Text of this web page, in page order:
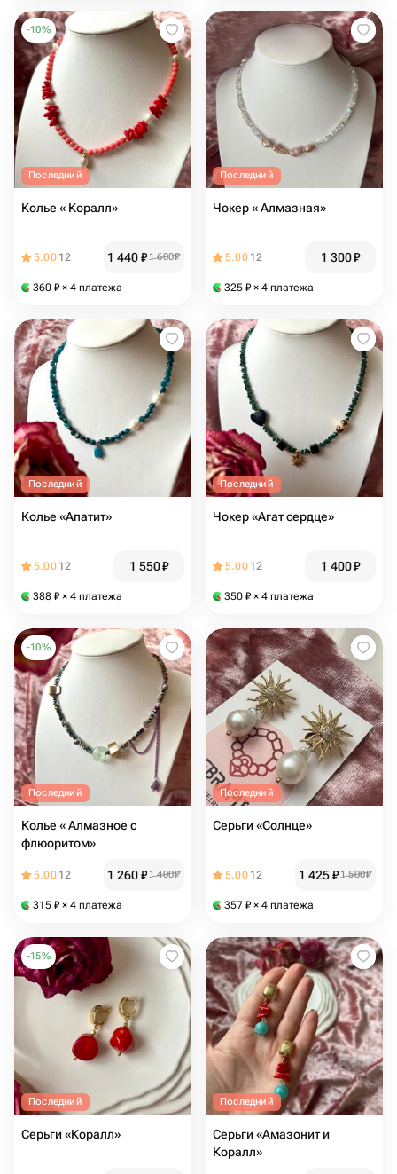
-10%
Последний
Колье « Коралл»
5.00 12 1 440₽1 600₽
360 ₽ × 4 платежа
Последний
Чокер « Алмазная»
5.00 12 1 300₽
325 ₽ × 4 платежа
Последний
Колье «Апатит»
5.00 12 1 550₽
388 ₽ × 4 платежа
Последний
Чокер «Агат сердце»
5.00 12 1 400₽
350 ₽ × 4 платежа
-10%
Последний
Колье « Алмазное с
флюоритом»
5.00 12 1 260₽1 400₽
315 ₽ × 4 платежа
Последний
Серьги «Солнце»
5.00 12 1 425₽1 500₽
357 ₽ × 4 платежа
-15%
Последний
Серьги «Коралл»
Последний
Серьги «Амазонит и
Коралл»